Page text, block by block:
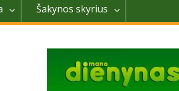
Šakynos skyrius